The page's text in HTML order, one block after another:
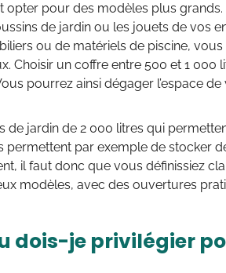
opter pour des modèles plus
de jardin ou les jouets de vos
ou de matériels de piscine,
Choisir un coffre entre 500 et 1 000
pourrez ainsi dégager l’espace
de jardin de 2 000 litres qui
permettent par exemple de stocker
il faut donc que vous définissiez
modèles, avec des ouvertures
dois-je privilégier